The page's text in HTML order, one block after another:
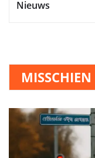
Nieuws
MISSCHIEN